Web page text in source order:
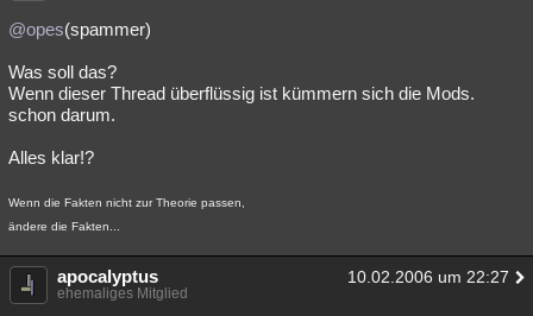
@opes(spammer)
Was soll das?
Wenn dieser Thread überflüssig ist kümmern sich die Mods.
schon darum.
Alles klar!?
Wenn die Fakten nicht zur Theorie passen,
ändere die Fakten...
apocalyptus 10.02.2006 um 22:27
ehemaliges Mitglied